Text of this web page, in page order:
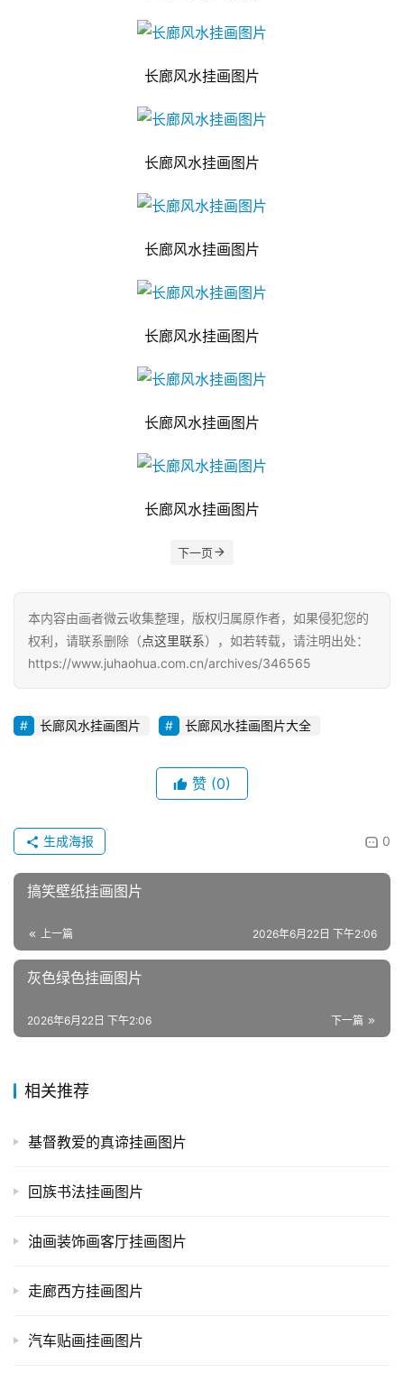
长廊风水挂画图片
长廊风水挂画图片
长廊风水挂画图片
长廊风水挂画图片
长廊风水挂画图片
长廊风水挂画图片
下一页
本内容由画者微云收集整理，版权归属原作者，如果侵犯您的
权利，请联系删除（点这里联系），如若转载，请注明出处：
https://www.juhaohua.com.cn/archives/346565
长廊风水挂画图片 长廊风水挂画图片大全
赞 (0)
0
生成海报
搞笑壁纸挂画图片
上一篇 2026年6月22日 下午2:06
灰色绿色挂画图片
下一篇
2026年6月22日 下午2:06
相关推荐
基督教爱的真谛挂画图片
回族书法挂画图片
油画装饰画客厅挂画图片
走廊西方挂画图片
汽车贴画挂画图片